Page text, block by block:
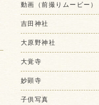
動画（前撮りムービー）
吉田神社
大原野神社
大覚寺
妙顕寺
子供写真